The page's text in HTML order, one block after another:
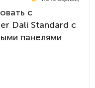
с
Dali Standard c
панелями